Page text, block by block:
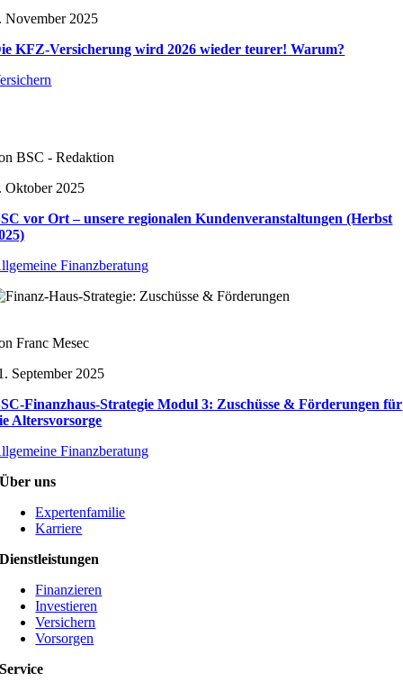
November 2025
KFZ-Versicherung wird 2026 wieder teurer! Warum?
BSC - Redaktion
Oktober 2025
vor Ort – unsere regionalen Kundenveranstaltungen (Herbst
Finanzberatung
Franc Mesec
September 2025
Finanzhaus-Strategie Modul 3: Zuschüsse & Förderungen für
Altersvorsorge
Finanzberatung
Über uns
Expertenfamilie
Karriere
Dienstleistungen
Finanzieren
Investieren
Versichern
Vorsorgen
Service